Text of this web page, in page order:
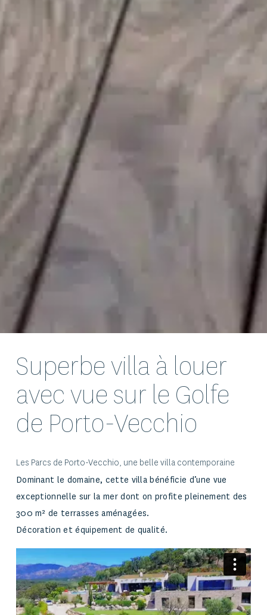
Superbe villa à louer
avec vue sur le Golfe
de Porto-Vecchio
Les Parcs de Porto-Vecchio, une belle villa contemporaine
Dominant le domaine, cette villa bénéficie d’une vue
exceptionnelle sur la mer dont on profite pleinement des
300 m² de terrasses aménagées.
Décoration et équipement de qualité.